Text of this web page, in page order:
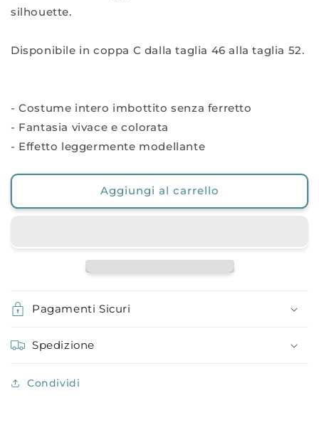
silhouette.
Disponibile in coppa C dalla taglia 46 alla taglia 52.
- Costume intero imbottito senza ferretto
- Fantasia vivace e colorata
- Effetto leggermente modellante
Aggiungi al carrello
Pagamenti Sicuri
Spedizione
Condividi